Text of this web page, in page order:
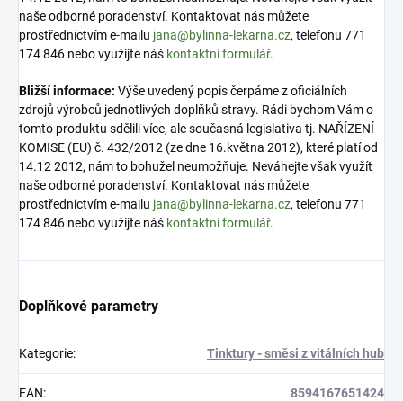
naše odborné poradenství. Kontaktovat nás můžete
prostřednictvím e-mailu jana@bylinna-lekarna.cz, telefonu 771
174 846 nebo využijte náš kontaktní formulář.
Bližší informace: Výše uvedený popis čerpáme z oficiálních
zdrojů výrobců jednotlivých doplňků stravy. Rádi bychom Vám o
tomto produktu sdělili více, ale současná legislativa tj. NAŘÍZENÍ
KOMISE (EU) č. 432/2012 (ze dne 16.května 2012), které platí od
14.12 2012, nám to bohužel neumožňuje. Neváhejte však využít
naše odborné poradenství. Kontaktovat nás můžete
prostřednictvím e-mailu jana@bylinna-lekarna.cz, telefonu 771
174 846 nebo využijte náš kontaktní formulář.
Doplňkové parametry
Kategorie: Tinktury - směsi z vitálních hub
EAN: 8594167651424